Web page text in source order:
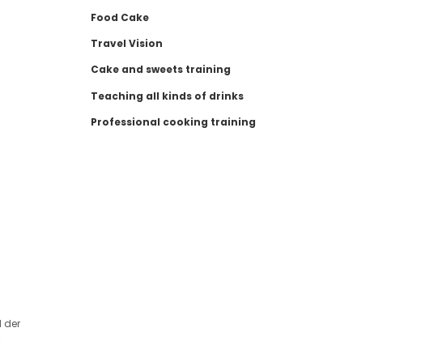
der
Food Cake
Travel Vision
Cake and sweets training
Teaching all kinds of drinks
Professional cooking training